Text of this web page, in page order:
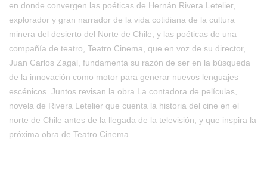
en donde convergen las poéticas de Hernán Rivera Letelier,
explorador y gran narrador de la vida cotidiana de la cultura
minera del desierto del Norte de Chile, y las poéticas de una
compañía de teatro, Teatro Cinema, que en voz de su director,
Juan Carlos Zagal, fundamenta su razón de ser en la búsqueda
de la innovación como motor para generar nuevos lenguajes
escénicos. Juntos revisan la obra La contadora de películas,
novela de Rivera Letelier que cuenta la historia del cine en el
norte de Chile antes de la llegada de la televisión, y que inspira la
próxima obra de Teatro Cinema.